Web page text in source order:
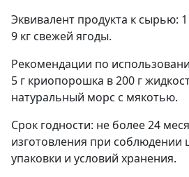
Эквивалент продукта к сырью:
9 кг свежей ягоды.
Рекомендации по
5 г криопорошка в 200 г
натуральный морс с мякотью.
Срок годности: не более 24
изготовления при соблюдении
упаковки и условий хранения.